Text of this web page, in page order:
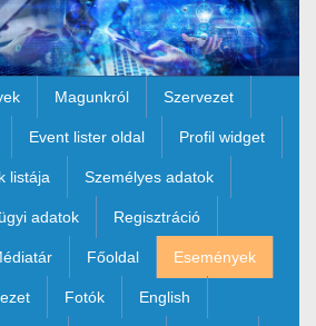
Magunkról Szervezet
Event lister oldal Profil widget
listája Személyes adatok
adatok Regisztráció
Főoldal Események
Fotók English